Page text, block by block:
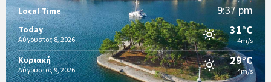
Local Time 9:37 pm
Today
Αύγουστος 8, 2026
31°C
4m/s
Κυριακή
Αύγουστος 9, 2026
29°C
4m/s